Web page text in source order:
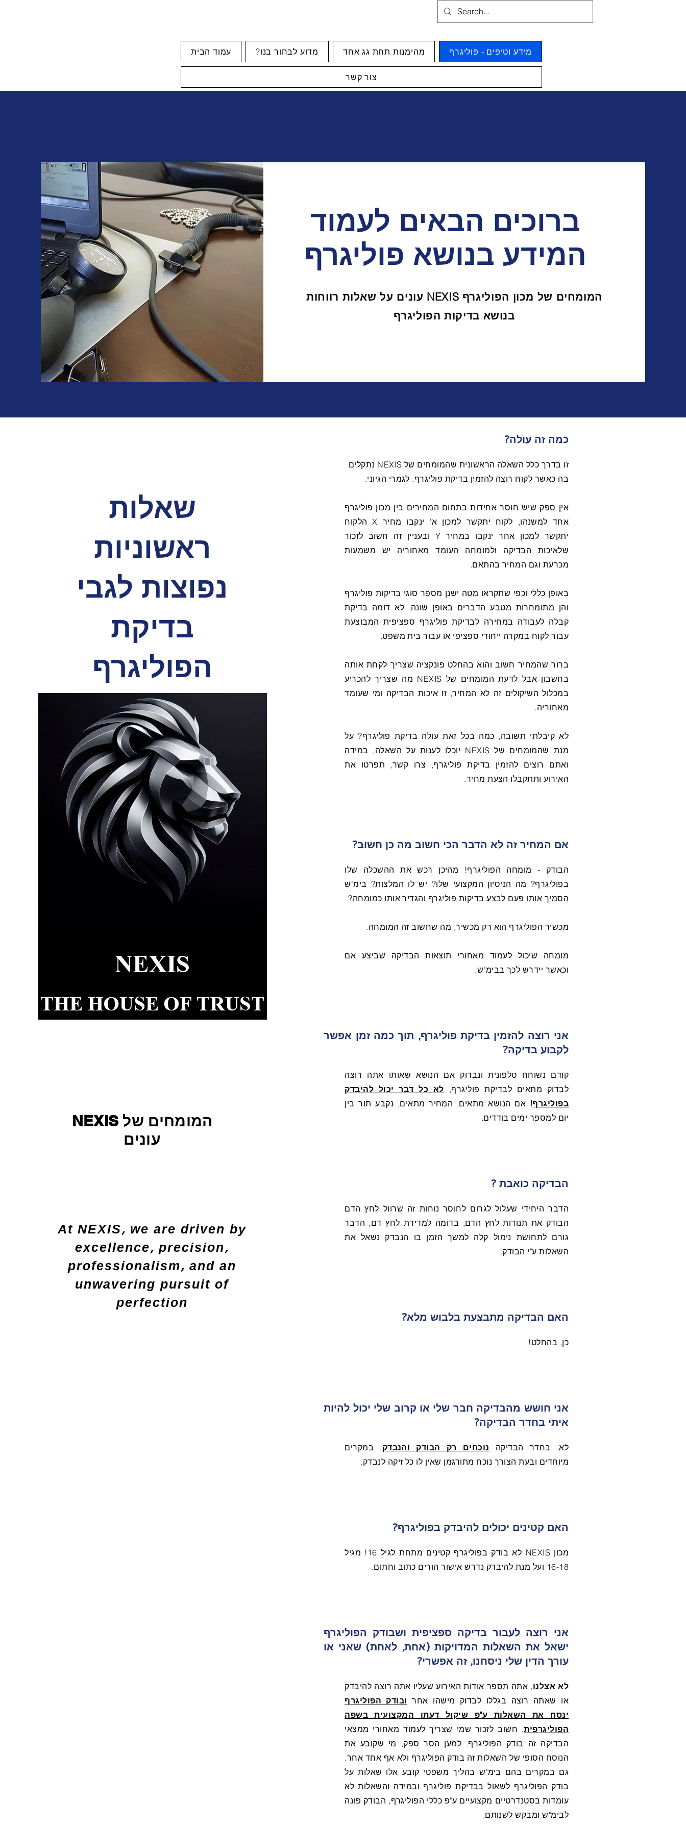
עמוד הבית ?מדוע לבחור בנו מהימנות תחת גג אחד מידע וטיפים - פוליגרף
צור קשר
ברוכים הבאים לעמוד
המידע בנושא פוליגרף
המומחים של מכון הפוליגרף NEXIS עונים על שאלות רווחות
בנושא בדיקות הפוליגרף
שאלות
ראשוניות
נפוצות לגבי
בדיקת
הפוליגרף
המומחים של NEXIS
עונים
At NEXIS, we are driven by
excellence, precision,
professionalism, and an
unwavering pursuit of
perfection
כמה זה עולה?
זו בדרך כלל השאלה הראשונית שהמומחים של NEXIS נתקלים
בה כאשר לקוח רוצה להזמין בדיקת פוליגרף. לגמרי הגיוני.
אין ספק שיש חוסר אחידות בתחום המחירים בין מכון פוליגרף
אחד למשנהו, לקוח יתקשר למכון א' ינקבו מחיר X הלקוח
יתקשר למכון אחר ינקבו במחיר Y ובעניין זה חשוב לזכור
שלאיכות הבדיקה ולמומחה העומד מאחוריה יש משמעות
מכרעת וגם המחיר בהתאם.
באופן כללי וכפי שתקראו מטה ישנן מספר סוגי בדיקות פוליגרף
והן מתומחרות מטבע הדברים באופן שונה, לא דומה בדיקת
קבלה לעבודה במחירה לבדיקת פוליגרף ספציפית המבוצעת
עבור לקוח במקרה ייחודי ספציפי או עבור בית משפט.
ברור שהמחיר חשוב והוא בהחלט פונקציה שצריך לקחת אותה
בחשבון אבל לדעת המומחים של NEXIS מה שצריך להכריע
במכלול השיקולים זה לא המחיר, זו איכות הבדיקה ומי שעומד
מאחוריה.
לא קיבלתי תשובה, כמה בכל זאת עולה בדיקת פוליגרף? על
מנת שהמומחים של NEXIS יוכלו לענות על השאלה, במידה
ואתם רוצים להזמין בדיקת פוליגרף, צרו קשר, תפרטו את
האירוע ותתקבלו הצעת מחיר.
אם המחיר זה לא הדבר הכי חשוב מה כן חשוב?
הבודק - מומחה הפוליגרף! מהיכן רכש את ההשכלה שלו
בפוליגרף? מה הניסיון המקצועי שלו? יש לו המלצות? בימ"ש
הסמיך אותו פעם לבצע בדיקות פוליגרף והגדיר אותו כמומחה?
מכשיר הפוליגרף הוא רק מכשיר, מה שחשוב זה המומחה.
מומחה שיכול לעמוד מאחורי תוצאות הבדיקה שביצע אם
וכאשר יידרש לכך בבימ"ש.
אני רוצה להזמין בדיקת פוליגרף, תוך כמה זמן אפשר
לקבוע בדיקה?
קודם נשוחח טלפונית ונבדוק אם הנושא שאותו אתה רוצה
לבדוק מתאים לבדיקת פוליגרף, לא כל דבר יכול להיבדק
בפוליגרף! אם הנושא מתאים, המחיר מתאים, נקבע תור בין
יום למספר ימים בודדים.
הבדיקה כואבת ?
הדבר היחידי שעלול לגרום לחוסר נוחות זה שרוול לחץ הדם
הבודק את תנודות לחץ הדם, בדומה למדידת לחץ דם, הדבר
גורם לתחושת נימול קלה למשך הזמן בו הנבדק נשאל את
השאלות ע"י הבודק.
האם הבדיקה מתבצעת בלבוש מלא?
כן, בהחלט!
אני חושש מהבדיקה חבר שלי או קרוב שלי יכול להיות
איתי בחדר הבדיקה?
לא, בחדר הבדיקה נוכחים רק הבודק והנבדק, במקרים
מיוחדים ובעת הצורך נוכח מתורגמן שאין לו כל זיקה לנבדק.
האם קטינים יכולים להיבדק בפוליגרף?
מכון NEXIS לא בודק בפוליגרף קטינים מתחת לגיל 16! מגיל
16-18 ועל מנת להיבדק נדרש אישור הורים כתוב וחתום.
אני רוצה לעבור בדיקה ספציפית ושבודק הפוליגרף
ישאל את השאלות המדויקות (אחת, לאחת) שאני או
עורך הדין שלי ניסחנו, זה אפשרי?
לא אצלנו, אתה תספר אודות האירוע שעליו אתה רוצה להיבדק
או שאתה רוצה בגללו לבדוק מישהו אחר ובודק הפוליגרף
ינסח את השאלות ע"פ שיקול דעתו המקצועית בשפה
הפוליגרפית, חשוב לזכור שמי שצריך לעמוד מאחורי ממצאי
הבדיקה זה בודק הפוליגרף. למען הסר ספק, מי שקובע את
הנוסח הסופי של השאלות זה בודק הפוליגרף ולא אף אחד אחר.
גם במקרים בהם בימ"ש בהליך משפטי קובע אלו שאלות על
בודק הפוליגרף לשאול בבדיקת פוליגרף ובמידה והשאלות לא
עומדות בסטנדרטיים מקצועיים ע"פ כללי הפוליגרף, הבודק פונה
לבימ"ש ומבקש לשנותם.